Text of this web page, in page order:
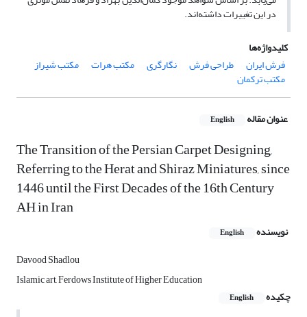
در این تغییرات داشته‌اند.
کلیدواژه‌ها
فرش ایران
طراحی فرش نگارگری مکتب هرات مکتب شیراز
مکتب ترکمان
عنوان مقاله English
The Transition of the Persian Carpet Designing,
Referring to the Herat and Shiraz Miniatures, since
1446 until the First Decades of the 16th Century
AH in Iran
نویسنده English
Davood Shadlou
Islamic art, Ferdows Institute of Higher Education
چکیده
English